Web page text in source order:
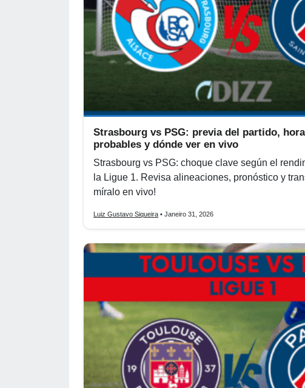
Strasbourg vs PSG: previa del partido,
probables y dónde ver en vivo
Strasbourg vs PSG: choque clave según el
la Ligue 1. Revisa alineaciones, pronóstico y
míralo en vivo!
Luiz Gustavo Siqueira • Janeiro 31, 2026